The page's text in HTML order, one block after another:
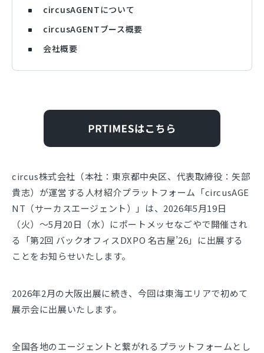
circusAGENTについて
circusAGENTブース概要
会社概要
circus株式会社（本社：東京都中央区、代表取締役：矢部
貴志）が運営する人材紹介プラットフォーム「circusAGE
NT（サーカスエージェント）」は、2026年5月19日
（火）～5月20日（水）にポートメッセなごやで開催され
る「第2回 バックオフィスDXPO 名古屋’26」に出展する
ことをお知らせいたします。
2026年2月の大阪出展に続き、今回は東海エリアで初めて
展示会に出展いたします。
全国各地のエージェントと繋がれるプラットフォームとし